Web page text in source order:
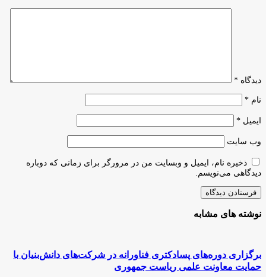
دیدگاه *
نام *
ایمیل *
وب‌ سایت
ذخیره نام، ایمیل و وبسایت من در مرورگر برای زمانی که دوباره
دیدگاهی می‌نویسم.
نوشته های مشابه
برگزاری دوره‌های پسادکتری فناورانه در شرکت‌های دانش‌بنیان با
حمایت معاونت علمی ریاست جمهوری